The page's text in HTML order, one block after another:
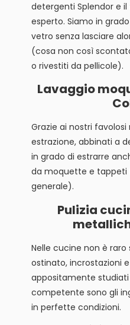
detergenti Splendor e
esperto. Siamo in
vetro senza lasciare
(cosa non così
o rivestiti da pellicole).
Lavaggio
Grazie ai nostri
estrazione, abbinati a
in grado di estrarre
da moquette e tappeti
generale).
Pulizia
Nelle cucine non è
ostinato, incrostazioni
appositamente studiati
competente sono gli
in perfette condizioni.